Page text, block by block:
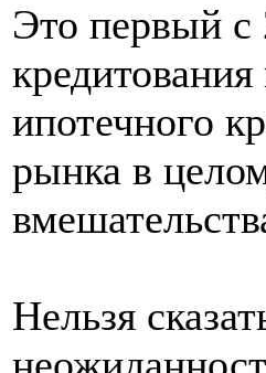
Это первый с
ипотечного
рынка в
Нельзя